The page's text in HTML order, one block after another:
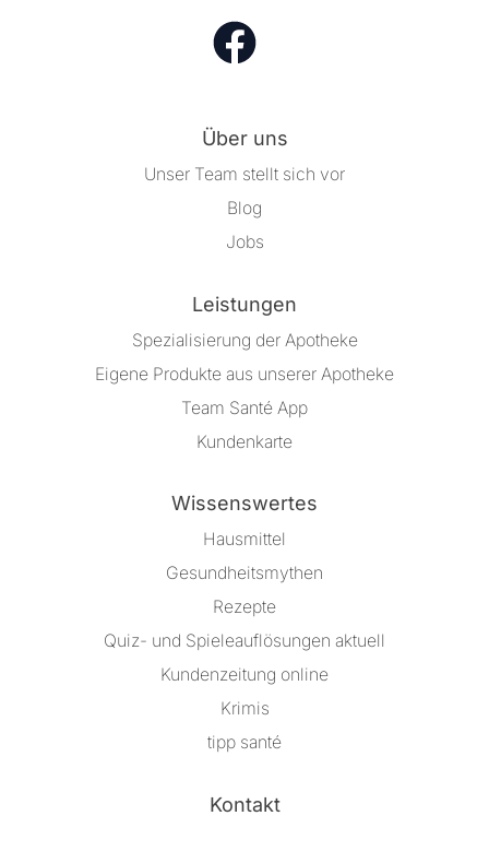
Über uns
Unser Team stellt sich vor
Blog
Jobs
Leistungen
Spezialisierung der Apotheke
Eigene Produkte aus unserer Apotheke
Team Santé App
Kundenkarte
Wissenswertes
Hausmittel
Gesundheitsmythen
Rezepte
Quiz- und Spieleauflösungen aktuell
Kundenzeitung online
Krimis
tipp santé
Kontakt